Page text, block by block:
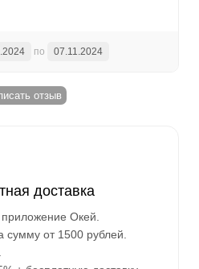
по 07.11.2024
отзыв
доставка
Окей.
от 1500 рублей.